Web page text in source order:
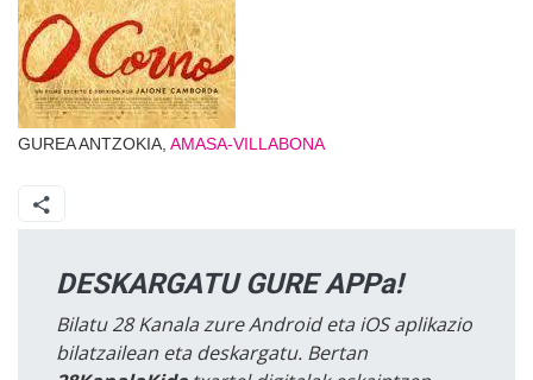
GUREA ANTZOKIA, AMASA-VILLABONA
DESKARGATU GURE APPa!
Bilatu 28 Kanala zure Android eta iOS aplikazio
bilatzailean eta deskargatu. Bertan